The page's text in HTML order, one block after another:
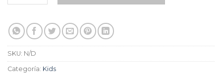
SKU: N/D
Categoría: Kids